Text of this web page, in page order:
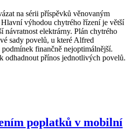
na sérii příspěvků věnovaným
výhodou chytrého řízení je větší
návratnost elektrárny. Plán chytrého
sady povelů, u které Alfred
finančně nejoptimálnější.
odhadnout přínos jednotlivých povelů.
poplatků v mobilní